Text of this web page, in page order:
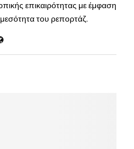
επικαιρότητας με έμφαση
του ρεπορτάζ.